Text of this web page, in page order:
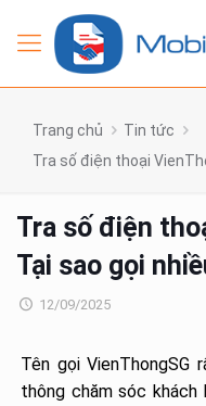
Trang chủ
Tin tức
Tra số điện thoại
Tra số điện
Tại sao gọi
12/09/2025
Tên gọi VienThongSG
thông chăm sóc khách